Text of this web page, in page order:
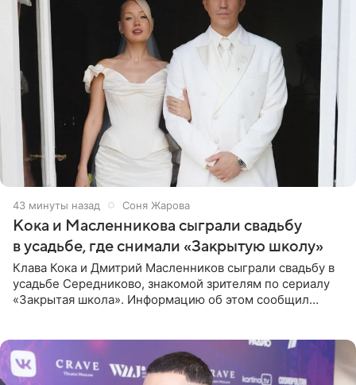
43 минуты назад Соня Жарова
Кока и Масленникова сыграли свадьбу
в усадьбе, где снимали «Закрытую школу»
Клава Кока и Дмитрий Масленников сыграли свадьбу в
усадьбе Середниково, знакомой зрителям по сериалу
«Закрытая школа». Информацию об этом сообщил